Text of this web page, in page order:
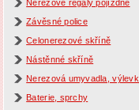
Nerezové regály pojízdné
Závěsné police
Celonerezové skříně
Nástěnné skříně
Nerezová umyvadla,
Baterie, sprchy